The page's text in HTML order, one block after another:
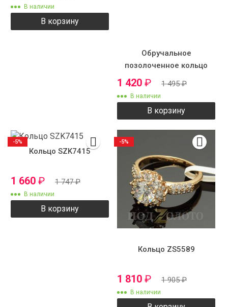
В наличии
В корзину
Обручальное
позолоченное кольцо
1 420 ₽ 1 495₽
В наличии
В корзину
Кольцо SZK7415
1 660 ₽ 1 747₽
В наличии
В корзину
-5%
Кольцо ZS5589
1 810 ₽ 1 905₽
В наличии
-5%